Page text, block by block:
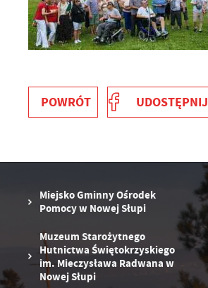
POWRÓT UDOSTĘPNIJ
Miejsko Gminny Ośrodek
Pomocy w Nowej Słupi
Muzeum Starożytnego
Hutnictwa Świętokrzyskiego
im. Mieczysława Radwana w
Nowej Słupi